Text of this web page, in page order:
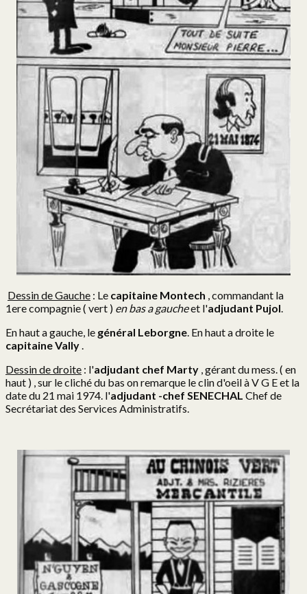
Dessin de Gauche : Le capitaine Montech , commandant la
1ere compagnie ( vert ) en bas a gaucheet l'adjudant Pujol.
En haut a gauche, le général Leborgne. En haut a droite le
capitaine Vally.
Dessin de droite : l'adjudant chef Marty , gérant du mess. ( en
haut ) , sur le cliché du bas on remarque le clin d'oeil à V G E et la
date du 21 mai 1974. l'adjudant -chef SENECHAL Chef de
Secrétariat des Services Administratifs.